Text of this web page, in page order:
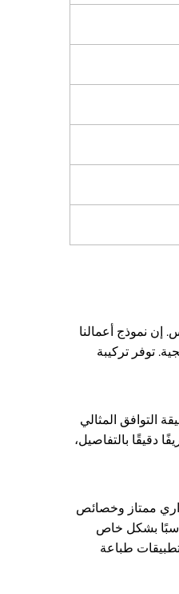
إن نموذج أعمالنا
توفر تركيبة
التوافق المثالي
دقيقًا بالتفاصيل،
ممتاز وخصائص
بشكل خاص
طباعة